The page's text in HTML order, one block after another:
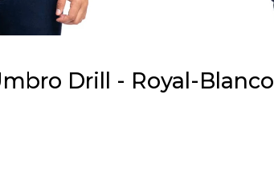
Drill - Royal-Blanco